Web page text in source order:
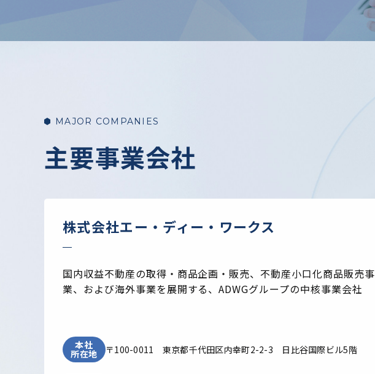
MAJOR COMPANIES
主要事業会社
株式会社エー・ディー・ワークス
国内収益不動産の取得・商品企画・販売、不動産小口化商品販売事
業、および海外事業を展開する、ADWGグループの中核事業会社
本社
所在地 〒100-0011 東京都千代田区内幸町2-2-3 日比谷国際ビル5階